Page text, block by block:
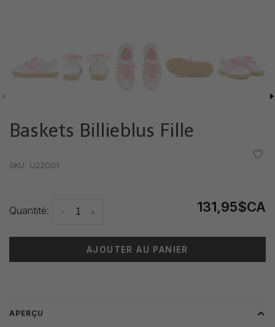
Baskets Billieblus Fille
SKU: U22001
Quantité: +
- 131,95$CA
AJOUTER AU PANIER
APERÇU